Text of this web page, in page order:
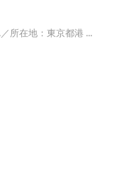
所在地：東京都港 ...